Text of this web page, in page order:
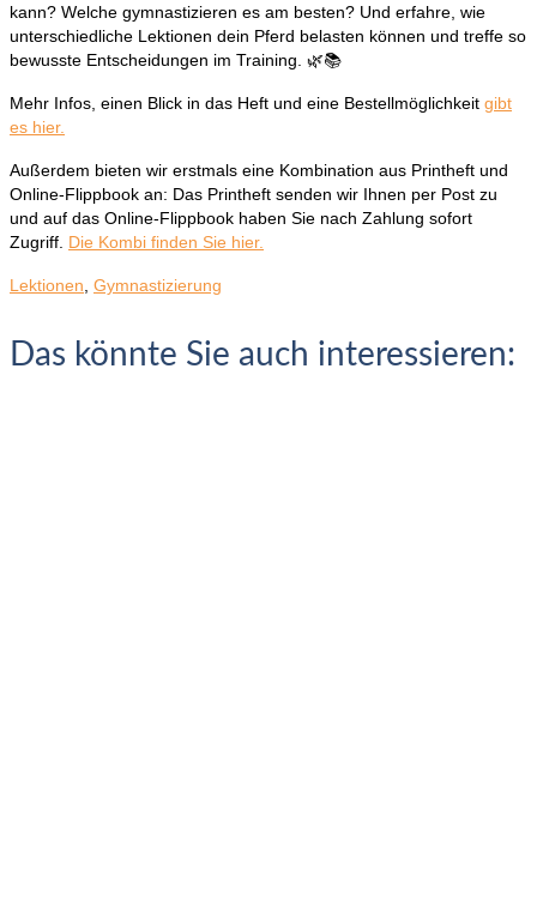
kann? Welche gymnastizieren es am besten? Und erfahre, wie
unterschiedliche Lektionen dein Pferd belasten können und treffe so
bewusste Entscheidungen im Training. 🌿📚
Mehr Infos, einen Blick in das Heft und eine Bestellmöglichkeit gibt
es hier.
Außerdem bieten wir erstmals eine Kombination aus Printheft und
Online-Flippbook an: Das Printheft senden wir Ihnen per Post zu
und auf das Online-Flippbook haben Sie nach Zahlung sofort
Zugriff. Die Kombi finden Sie hier.
Lektionen Gymnastizierung
Das könnte Sie auch interessieren: